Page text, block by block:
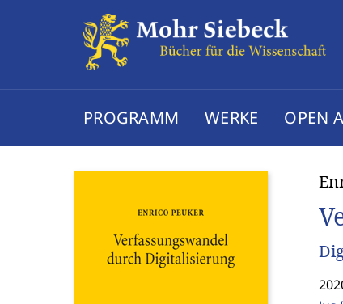
PROGRAMM WERKE OPEN